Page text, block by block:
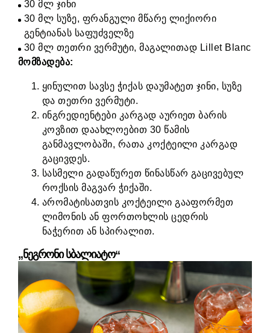
30 მლ ჯინი
30 მლ სუზე, ფრანგული მწარე ლიქიორი
გენტიანას საფუძველზე
30 მლ თეთრი ვერმუტი, მაგალითად Lillet Blanc
მომზადება:
ყინულით სავსე ჭიქას დაუმატეთ ჯინი, სუზე
და თეთრი ვერმუტი.
ინგრედიენტები კარგად აურიეთ ბარის
კოვზით დაახლოებით 30 წამის
განმავლობაში, რათა კოქტეილი კარგად
გაცივდეს.
სასმელი გადაწურეთ წინასწარ გაცივებულ
როქსის მაგვარ ჭიქაში.
არომატისათვის კოქტეილი გააფორმეთ
ლიმონის ან ფორთოხლის ცედრის
ნაჭერით ან სპირალით.
„ნეგრონი სბალიატო“